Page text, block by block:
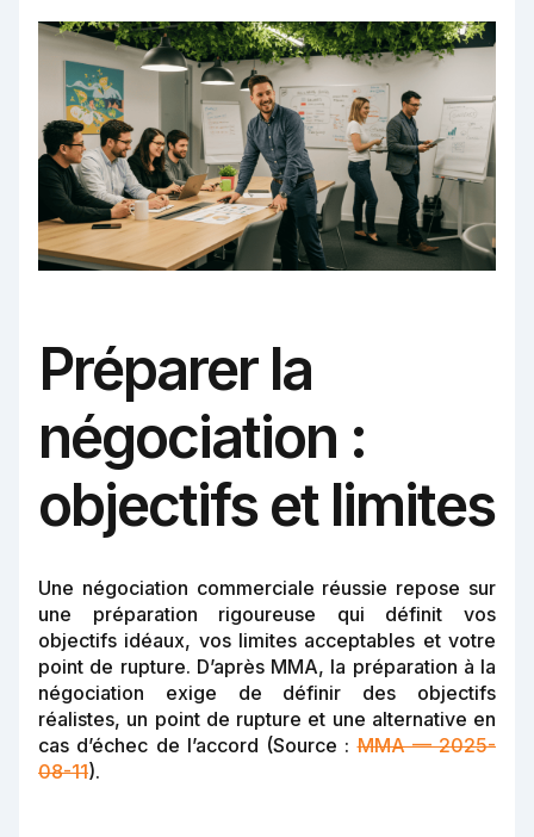
Préparer la
négociation :
objectifs et limites
Une négociation commerciale réussie repose sur
une préparation rigoureuse qui définit vos
objectifs idéaux, vos limites acceptables et votre
point de rupture. D’après MMA, la préparation à la
négociation exige de définir des objectifs
réalistes, un point de rupture et une alternative en
cas d’échec de l’accord (Source :MMA — 2025-
08-11).